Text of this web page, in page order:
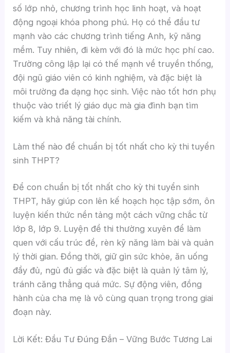
số lớp nhỏ, chương trình học linh hoạt, và hoạt
động ngoại khóa phong phú. Họ có thể đầu tư
mạnh vào các chương trình tiếng Anh, kỹ năng
mềm. Tuy nhiên, đi kèm với đó là mức học phí cao.
Trường công lập lại có thế mạnh về truyền thống,
đội ngũ giáo viên có kinh nghiệm, và đặc biệt là
môi trường đa dạng học sinh. Việc nào tốt hơn phụ
thuộc vào triết lý giáo dục mà gia đình bạn tìm
kiếm và khả năng tài chính.
Làm thế nào để chuẩn bị tốt nhất cho kỳ thi tuyển
sinh THPT?
Để con chuẩn bị tốt nhất cho kỳ thi tuyển sinh
THPT, hãy giúp con lên kế hoạch học tập sớm, ôn
luyện kiến thức nền tảng một cách vững chắc từ
lớp 8, lớp 9. Luyện đề thi thường xuyên để làm
quen với cấu trúc đề, rèn kỹ năng làm bài và quản
lý thời gian. Đồng thời, giữ gìn sức khỏe, ăn uống
đầy đủ, ngủ đủ giấc và đặc biệt là quản lý tâm lý,
tránh căng thẳng quá mức. Sự động viên, đồng
hành của cha mẹ là vô cùng quan trọng trong giai
đoạn này.
Lời Kết: Đầu Tư Đúng Đắn – Vững Bước Tương Lai